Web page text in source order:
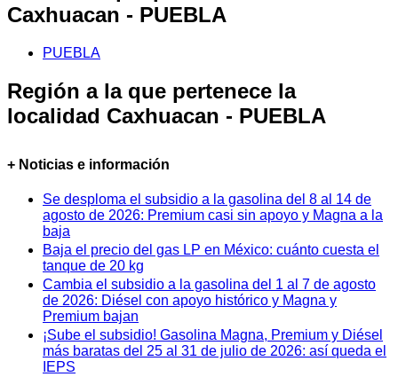
Caxhuacan - PUEBLA
PUEBLA
Región a la que pertenece la
localidad Caxhuacan - PUEBLA
+ Noticias e información
Se desploma el subsidio a la gasolina del 8 al 14 de
agosto de 2026: Premium casi sin apoyo y Magna a la
baja
Baja el precio del gas LP en México: cuánto cuesta el
tanque de 20 kg
Cambia el subsidio a la gasolina del 1 al 7 de agosto
de 2026: Diésel con apoyo histórico y Magna y
Premium bajan
¡Sube el subsidio! Gasolina Magna, Premium y Diésel
más baratas del 25 al 31 de julio de 2026: así queda el
IEPS